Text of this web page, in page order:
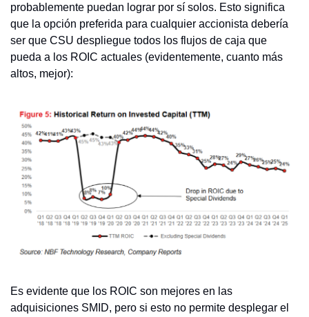
probablemente puedan lograr por sí solos. Esto significa
que la opción preferida para cualquier accionista debería
ser que CSU despliegue todos los flujos de caja que
pueda a los ROIC actuales (evidentemente, cuanto más
altos, mejor):
Es evidente que los ROIC son mejores en las
adquisiciones SMID, pero si esto no permite desplegar el